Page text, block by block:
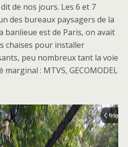
de nos jours. Les 6 et 7
des bureaux paysagers de la
banlieue est de Paris, on avait
chaises pour installer
peu nombreux tant la voie
: MTVS, GECOMODEL